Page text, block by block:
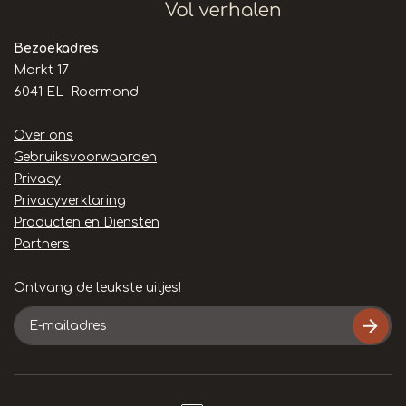
Bezoekadres
Markt 17
6041 EL Roermond
Handige
links
Over ons
Gebruiksvoorwaarden
Privacy
Privacyverklaring
Producten en Diensten
Partners
Ontvang de leukste uitjes!
E-
mailadres